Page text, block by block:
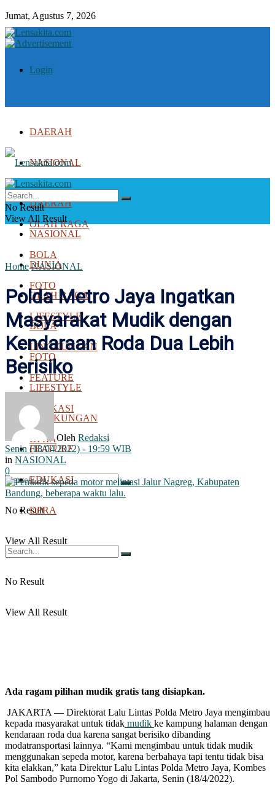
Jumat, Agustus 7, 2026
Login
DAERAH
NASIONAL
DUNIA
OLAH RAGA
BOLA
FOTO
LIFESTYLE
LINGKUNGAN
FEATURE
EDUKASI
DPRA
No Result
View All Result
DAERAH
NASIONAL
DUNIA
OLAH RAGA
BOLA
FOTO
LIFESTYLE
LINGKUNGAN
FEATURE
EDUKASI
DPRA
No Result
View All Result
No Result
View All Result
Home NASIONAL
Polda Metro Jaya Ingatkan
Masyarakat Mudik dengan
Kendaraan Roda Dua Lebih
Berisiko
Oleh Redaksi
Senin (18/04/2022) - 19:59 WIB
in NASIONAL
0
Ada ragam pilihan mudik gratis tang disiapkan.
JAKARTA — Direktorat Lalu Lintas Polda Metro Jaya mengimbau
kepada masyarakat untuk tidak mudik ke kampung halaman dengan
kendaraan roda dua karena sangat berisiko dibanding
modatransportasi lainnya. “Kami mengimbau untuk tidak mudik
menggunakan sepeda motor, karena berbahaya tapi tentu tidak bisa
kita elakkan,” kata Direktur Lalu Lintas Polda Metro Jaya, Kombes
Pol Sambodo Purnomo Yogo di Jakarta, Senin (18/4/2022).